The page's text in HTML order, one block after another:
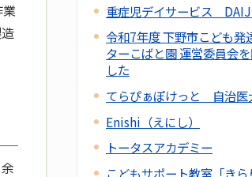
重症児デイサービス
令和7年度 下野市こども発
ターこばと園 運営委員会
した
てらぴぁぽけっと 自治医
Enishi（えにし）
トータスアカデミー
こどもサポート教室「き